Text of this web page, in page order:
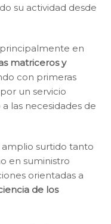
su actividad desde
en
matriceros y
con primeras
un servicio
las necesidades de
amplio surtido tanto
en suministro
orientadas a
de los